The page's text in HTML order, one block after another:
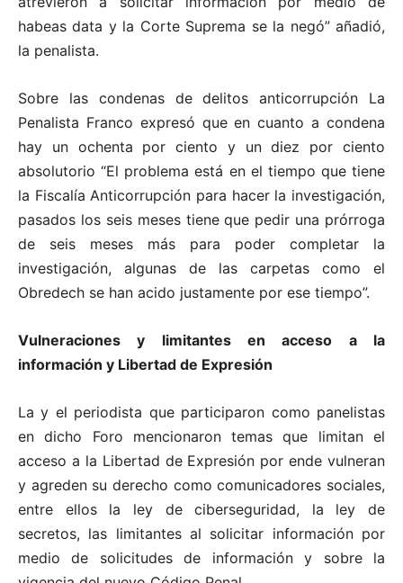
habeas data y la Corte Suprema se la negó” añadió,
la penalista.
Sobre las condenas de delitos anticorrupción La
Penalista Franco expresó que en cuanto a condena
hay un ochenta por ciento y un diez por ciento
absolutorio “El problema está en el tiempo que tiene
la Fiscalía Anticorrupción para hacer la investigación,
pasados los seis meses tiene que pedir una prórroga
de seis meses más para poder completar la
investigación, algunas de las carpetas como el
Obredech se han acido justamente por ese tiempo”.
Vulneraciones y limitantes en acceso a la
información y Libertad de Expresión
La y el periodista que participaron como panelistas
en dicho Foro mencionaron temas que limitan el
acceso a la Libertad de Expresión por ende vulneran
y agreden su derecho como comunicadores sociales,
entre ellos la ley de ciberseguridad, la ley de
secretos, las limitantes al solicitar información por
medio de solicitudes de información y sobre la